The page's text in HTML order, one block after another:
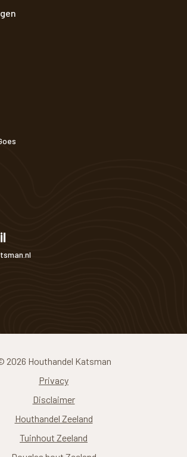
2026 Houthandel Katsman
Privacy
Disclaimer
Houthandel Zeeland
Tuinhout Zeeland